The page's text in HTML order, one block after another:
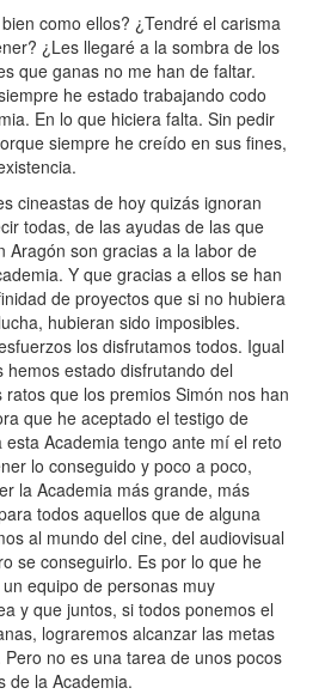
como ellos? ¿Tendré el carisma
¿Les llegaré a la sombra de los
que ganas no me han de faltar.
he estado trabajando codo
En lo que hiciera falta. Sin pedir
siempre he creído en sus fines,
cineastas de hoy quizás ignoran
todas, de las ayudas de las que
Aragón son gracias a la labor de
Y que gracias a ellos se han
de proyectos que si no hubiera
hubieran sido imposibles.
los disfrutamos todos. Igual
estado disfrutando del
que los premios Simón nos han
que he aceptado el testigo de
Academia tengo ante mí el reto
lo conseguido y poco a poco,
la Academia más grande, más
todos aquellos que de alguna
al mundo del cine, del audiovisual
se conseguirlo. Es por lo que he
equipo de personas muy
y que juntos, si todos ponemos el
lograremos alcanzar las metas
no es una tarea de unos pocos
de la Academia.